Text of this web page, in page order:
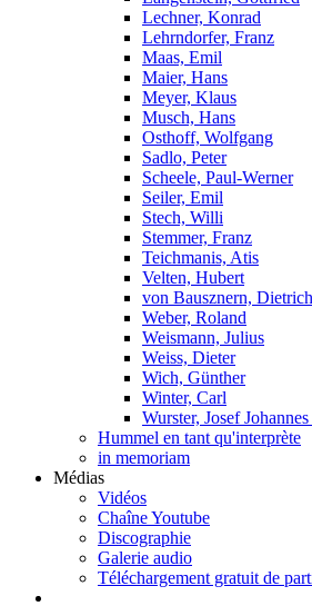
Lechner, Konrad
Lehrndorfer, Franz
Maas, Emil
Maier, Hans
Meyer, Klaus
Musch, Hans
Osthoff, Wolfgang
Sadlo, Peter
Scheele, Paul-Werner
Seiler, Emil
Stech, Willi
Stemmer, Franz
Teichmanis, Atis
Velten, Hubert
von Bausznern, Dietrich
Weber, Roland
Weismann, Julius
Weiss, Dieter
Wich, Günther
Winter, Carl
Wurster, Josef
Hummel en tant qu'interprète
in memoriam
Médias
Vidéos
Chaîne Youtube
Discographie
Galerie audio
Téléchargement gratuit de